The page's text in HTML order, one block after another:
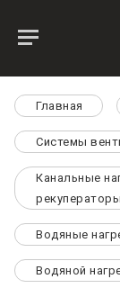
Главная
Системы
Канальные
рекуператоры
Водяные
Водяной